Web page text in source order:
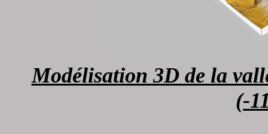
Modélisation 3D de la
(-